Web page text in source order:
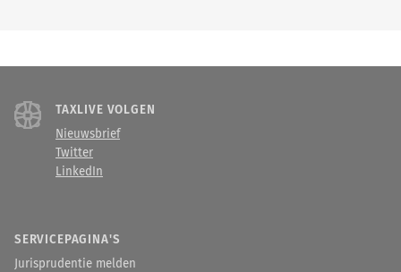
TAXLIVE VOLGEN
Nieuwsbrief
Twitter
LinkedIn
SERVICEPAGINA'S
Jurisprudentie melden